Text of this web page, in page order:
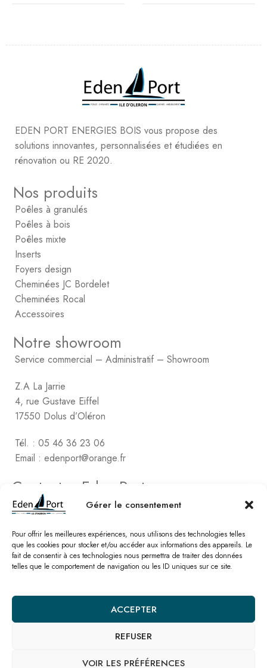
Gérer le consentement
Pour offrir les meilleures expériences, nous utilisons des technologies telles
que les cookies pour stocker et/ou accéder aux informations des appareils. Le
fait de consentir à ces technologies nous permettra de traiter des données
telles que le comportement de navigation ou les ID uniques sur ce site.
ACCEPTER
REFUSER
VOIR LES PRÉFÉRENCES
EDEN PORT ENERGIES BOIS vous propose des
solutions innovantes, personnalisées et étudiées en
rénovation ou RE 2020.
Nos produits
Poêles à granulés
Poêles à bois
Poêles mixte
Inserts
Foyers design
Cheminées JC Bordelet
Cheminées Rocal
Accessoires
Notre showroom
Service commercial – Administratif – Showroom
Z.A La Jarrie
4, rue Gustave Eiffel
17550 Dolus d’Oléron
Tél. : 05 46 36 23 06
Email : edenport@orange.fr
Contactez Eden Port
Comptabilité
2, rue de Vert-Bois – La Gaconnière
17480 le Château d’Oléon
Tél. : 05 46 47 78 16